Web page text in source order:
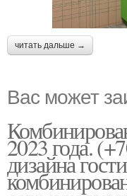
читать дальше →
Вас может
2023 года.
дизайна